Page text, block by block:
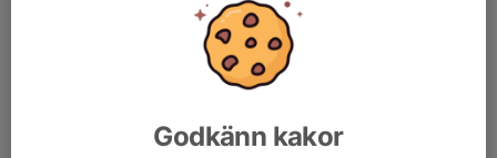
Godkänn kakor